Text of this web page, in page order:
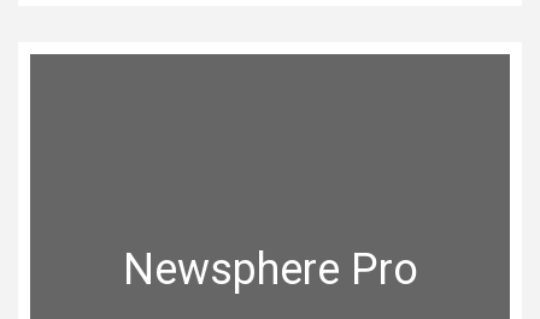
Newsphere Pro